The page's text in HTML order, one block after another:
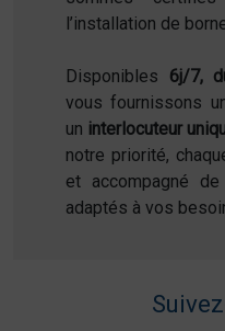
l’installation de
Disponibles 6j/7,
vous fournissons
un interlocuteur
notre priorité,
et accompagné de
adaptés à vos